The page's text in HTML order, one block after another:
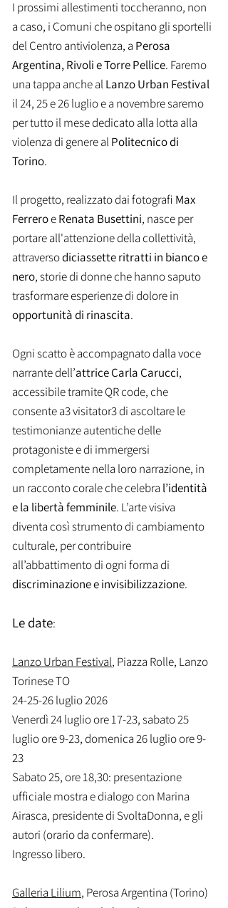
I prossimi allestimenti toccheranno, non
a caso, i Comuni che ospitano gli sportelli
del Centro antiviolenza, a Perosa
Argentina, Rivoli e Torre Pellice. Faremo
una tappa anche al Lanzo Urban Festival
il 24, 25 e 26 luglio e a novembre saremo
per tutto il mese dedicato alla lotta alla
violenza di genere al Politecnico di
Torino.
Il progetto, realizzato dai fotografi Max
FerreroeRenata Busettini, nasce per
portare all'attenzione della collettività,
attraversodiciassette ritratti in bianco e
nero, storie di donne che hanno saputo
trasformare esperienze di dolore in
opportunità di rinascita.
Ogni scatto è accompagnato dalla voce
narrante dell’attrice Carla Carucci,
accessibile tramite QR code, che
consente a3 visitator3 di ascoltare le
testimonianze autentiche delle
protagoniste e di immergersi
completamente nella loro narrazione, in
un racconto corale che celebra l’identità
e la libertà femminile. L’arte visiva
diventa così strumento di cambiamento
culturale, per contribuire
all’abbattimento di ogni forma di
discriminazione e invisibilizzazione.
Le date:
Lanzo Urban Festival, Piazza Rolle, Lanzo
Torinese TO
24-25-26 luglio 2026
Venerdì 24 luglio ore 17-23, sabato 25
luglio ore 9-23, domenica 26 luglio ore 9-
23
Sabato 25, ore 18,30: presentazione
ufficiale mostra e dialogo con Marina
Airasca, presidente di SvoltaDonna, e gli
autori (orario da confermare).
Ingresso libero.
Galleria Lilium, Perosa Argentina (Torino)